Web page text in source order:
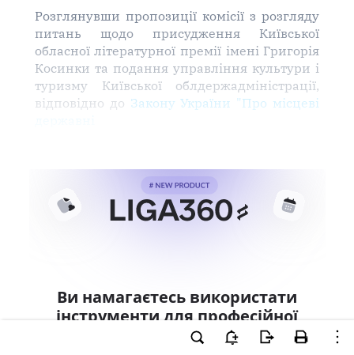
Розглянувши пропозиції комісії з розгляду
питань щодо присудження Київської
обласної літературної премії імені Григорія
Косинки та подання управління культури і
туризму Київської облдержадміністрації,
відповідно до Закону України "Про місцеві
Ви намагаєтесь використати
інструменти для професійної
роботи з документом.